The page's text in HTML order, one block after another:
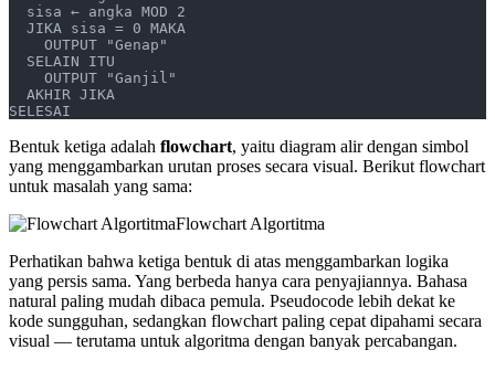
  sisa ← angka MOD 2
  JIKA sisa = 0 MAKA
    OUTPUT "Genap"
  SELAIN ITU
    OUTPUT "Ganjil"
  AKHIR JIKA
SELESAI
Bentuk ketiga adalah flowchart, yaitu diagram alir dengan simbol
yang menggambarkan urutan proses secara visual. Berikut flowchart
untuk masalah yang sama:
Flowchart Algortitma
Perhatikan bahwa ketiga bentuk di atas menggambarkan logika
yang persis sama. Yang berbeda hanya cara penyajiannya. Bahasa
natural paling mudah dibaca pemula. Pseudocode lebih dekat ke
kode sungguhan, sedangkan flowchart paling cepat dipahami secara
visual — terutama untuk algoritma dengan banyak percabangan.